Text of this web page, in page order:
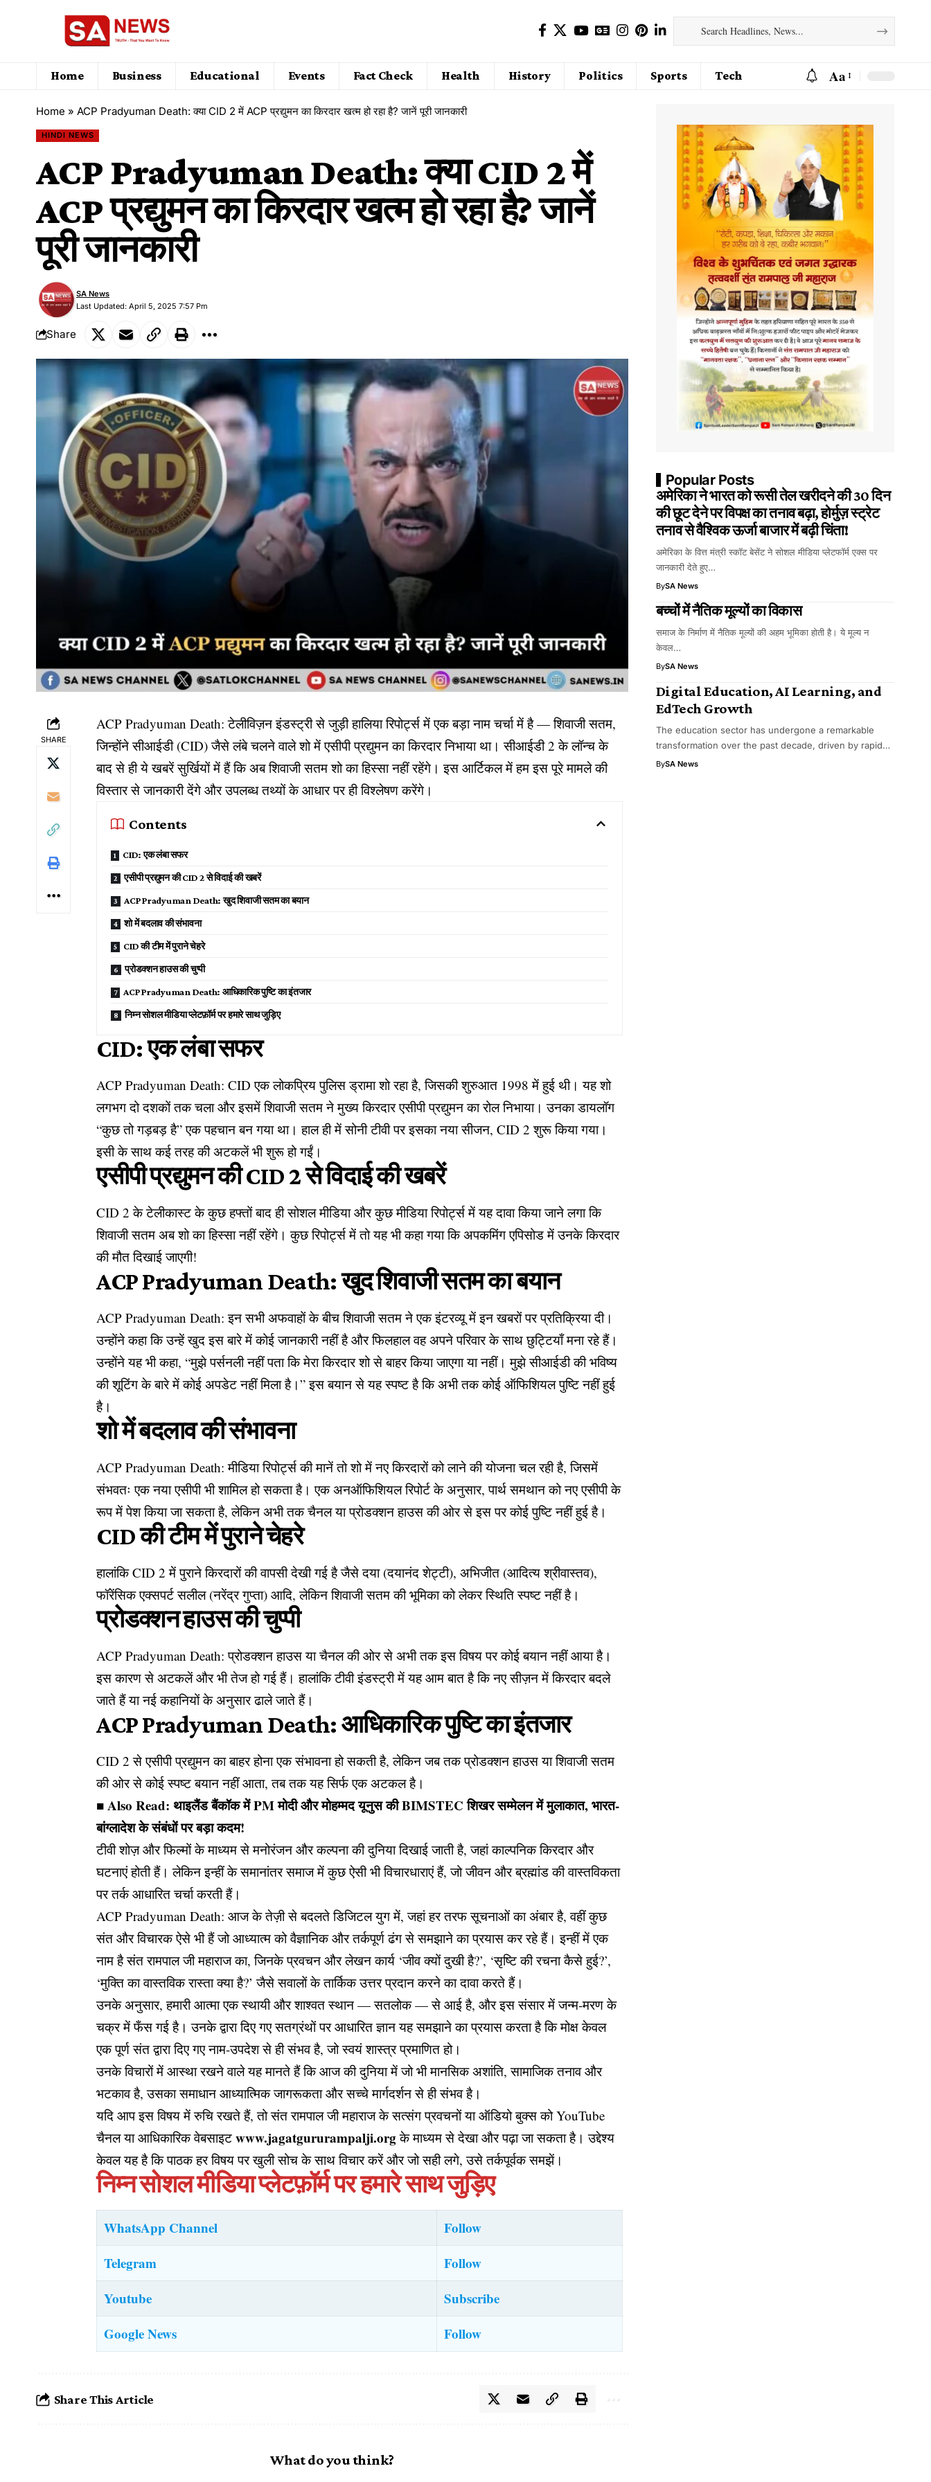
Home Business Educational Events Fact Check Health History Politics Sports Tech Aa
Home » ACP Pradyuman Death: क्या CID 2 में ACP प्रद्युमन का किरदार खत्म हो रहा है? जानें पूरी जानकारी
HINDI NEWS
ACP Pradyuman Death: क्या CID 2 में
ACP प्रद्युमन का किरदार खत्म हो रहा है? जानें
पूरी जानकारी
Last Updated: April 5, 2025 7:57 Pm
SA News
Share
SHARE
ACP Pradyuman Death: टेलीविज़न इंडस्ट्री से जुड़ी हालिया रिपोर्ट्स में एक बड़ा नाम चर्चा में है — शिवाजी सतम,
जिन्होंने सीआईडी (CID) जैसे लंबे चलने वाले शो में एसीपी प्रद्युमन का किरदार निभाया था। सीआईडी 2 के लॉन्च के
बाद से ही ये खबरें सुर्खियों में हैं कि अब शिवाजी सतम शो का हिस्सा नहीं रहेंगे। इस आर्टिकल में हम इस पूरे मामले की
विस्तार से जानकारी देंगे और उपलब्ध तथ्यों के आधार पर ही विश्लेषण करेंगे।
Contents
CID: एक लंबा सफर
एसीपी प्रद्युमन की CID 2 से विदाई की खबरें
ACP Pradyuman Death: खुद शिवाजी सतम का बयान
शो में बदलाव की संभावना
CID की टीम में पुराने चेहरे
प्रोडक्शन हाउस की चुप्पी
ACP Pradyuman Death: आधिकारिक पुष्टि का इंतजार
निम्न सोशल मीडिया प्लेटफ़ॉर्म पर हमारे साथ जुड़िए
CID: एक लंबा सफर
ACP Pradyuman Death: CID एक लोकप्रिय पुलिस ड्रामा शो रहा है, जिसकी शुरुआत 1998 में हुई थी। यह शो
लगभग दो दशकों तक चला और इसमें शिवाजी सतम ने मुख्य किरदार एसीपी प्रद्युमन का रोल निभाया। उनका डायलॉग
“कुछ तो गड़बड़ है” एक पहचान बन गया था। हाल ही में सोनी टीवी पर इसका नया सीजन, CID 2 शुरू किया गया।
इसी के साथ कई तरह की अटकलें भी शुरू हो गईं।
एसीपी प्रद्युमन की CID 2 से विदाई की खबरें
CID 2 के टेलीकास्ट के कुछ हफ्तों बाद ही सोशल मीडिया और कुछ मीडिया रिपोर्ट्स में यह दावा किया जाने लगा कि
शिवाजी सतम अब शो का हिस्सा नहीं रहेंगे। कुछ रिपोर्ट्स में तो यह भी कहा गया कि अपकमिंग एपिसोड में उनके किरदार
की मौत दिखाई जाएगी!
ACP Pradyuman Death: खुद शिवाजी सतम का बयान
ACP Pradyuman Death: इन सभी अफवाहों के बीच शिवाजी सतम ने एक इंटरव्यू में इन खबरों पर प्रतिक्रिया दी।
उन्होंने कहा कि उन्हें खुद इस बारे में कोई जानकारी नहीं है और फिलहाल वह अपने परिवार के साथ छुट्टियाँ मना रहे हैं।
उन्होंने यह भी कहा, “मुझे पर्सनली नहीं पता कि मेरा किरदार शो से बाहर किया जाएगा या नहीं। मुझे सीआईडी की भविष्य
की शूटिंग के बारे में कोई अपडेट नहीं मिला है।” इस बयान से यह स्पष्ट है कि अभी तक कोई ऑफिशियल पुष्टि नहीं हुई
है।
शो में बदलाव की संभावना
ACP Pradyuman Death: मीडिया रिपोर्ट्स की मानें तो शो में नए किरदारों को लाने की योजना चल रही है, जिसमें
संभवतः एक नया एसीपी भी शामिल हो सकता है। एक अनऑफिशियल रिपोर्ट के अनुसार, पार्थ समथान को नए एसीपी के
रूप में पेश किया जा सकता है, लेकिन अभी तक चैनल या प्रोडक्शन हाउस की ओर से इस पर कोई पुष्टि नहीं हुई है।
CID की टीम में पुराने चेहरे
हालांकि CID 2 में पुराने किरदारों की वापसी देखी गई है जैसे दया (दयानंद शेट्टी), अभिजीत (आदित्य श्रीवास्तव),
फॉरेंसिक एक्सपर्ट सलील (नरेंद्र गुप्ता) आदि, लेकिन शिवाजी सतम की भूमिका को लेकर स्थिति स्पष्ट नहीं है।
प्रोडक्शन हाउस की चुप्पी
ACP Pradyuman Death: प्रोडक्शन हाउस या चैनल की ओर से अभी तक इस विषय पर कोई बयान नहीं आया है।
इस कारण से अटकलें और भी तेज हो गई हैं। हालांकि टीवी इंडस्ट्री में यह आम बात है कि नए सीज़न में किरदार बदले
जाते हैं या नई कहानियों के अनुसार ढाले जाते हैं।
ACP Pradyuman Death: आधिकारिक पुष्टि का इंतजार
CID 2 से एसीपी प्रद्युमन का बाहर होना एक संभावना हो सकती है, लेकिन जब तक प्रोडक्शन हाउस या शिवाजी सतम
की ओर से कोई स्पष्ट बयान नहीं आता, तब तक यह सिर्फ एक अटकल है।
■ Also Read:थाइलैंड बैंकॉक में PM मोदी और मोहम्मद यूनुस की BIMSTEC शिखर सम्मेलन में मुलाकात, भारत-
बांग्लादेश के संबंधों पर बड़ा कदम!
टीवी शोज़ और फिल्मों के माध्यम से मनोरंजन और कल्पना की दुनिया दिखाई जाती है, जहां काल्पनिक किरदार और
घटनाएं होती हैं। लेकिन इन्हीं के समानांतर समाज में कुछ ऐसी भी विचारधाराएं हैं, जो जीवन और ब्रह्मांड की वास्तविकता
पर तर्क आधारित चर्चा करती हैं।
ACP Pradyuman Death: आज के तेज़ी से बदलते डिजिटल युग में, जहां हर तरफ सूचनाओं का अंबार है, वहीं कुछ
संत और विचारक ऐसे भी हैं जो आध्यात्म को वैज्ञानिक और तर्कपूर्ण ढंग से समझाने का प्रयास कर रहे हैं। इन्हीं में एक
नाम है संत रामपाल जी महाराज का, जिनके प्रवचन और लेखन कार्य ‘जीव क्यों दुखी है?’, ‘सृष्टि की रचना कैसे हुई?’,
‘मुक्ति का वास्तविक रास्ता क्या है?’ जैसे सवालों के तार्किक उत्तर प्रदान करने का दावा करते हैं।
उनके अनुसार, हमारी आत्मा एक स्थायी और शाश्वत स्थान — सतलोक — से आई है, और इस संसार में जन्म-मरण के
चक्र में फँस गई है। उनके द्वारा दिए गए सतग्रंथों पर आधारित ज्ञान यह समझाने का प्रयास करता है कि मोक्ष केवल
एक पूर्ण संत द्वारा दिए गए नाम-उपदेश से ही संभव है, जो स्वयं शास्त्र प्रमाणित हो।
उनके विचारों में आस्था रखने वाले यह मानते हैं कि आज की दुनिया में जो भी मानसिक अशांति, सामाजिक तनाव और
भटकाव है, उसका समाधान आध्यात्मिक जागरूकता और सच्चे मार्गदर्शन से ही संभव है।
यदि आप इस विषय में रुचि रखते हैं, तो संत रामपाल जी महाराज के सत्संग प्रवचनों या ऑडियो बुक्स को YouTube
चैनल या आधिकारिक वेबसाइटwww.jagatgururampalji.orgके माध्यम से देखा और पढ़ा जा सकता है। उद्देश्य
केवल यह है कि पाठक हर विषय पर खुली सोच के साथ विचार करें और जो सही लगे, उसे तर्कपूर्वक समझें।
निम्न सोशल मीडिया प्लेटफ़ॉर्म पर हमारे साथ जुड़िए
WhatsApp Channel
Follow
Telegram
Follow
Youtube
Subscribe
Google News
Follow
Share This Article
What do you think?
Popular Posts
अमेरिका ने भारत को रूसी तेल खरीदने की 30 दिन
की छूट देने पर विपक्ष का तनाव बढ़ा, होर्मुज़ स्ट्रेट
तनाव से वैश्विक ऊर्जा बाजार में बढ़ी चिंता!
अमेरिका के वित्त मंत्री स्कॉट बेसेंट ने सोशल मीडिया प्लेटफॉर्म एक्स पर
जानकारी देते हुए…
BySA News
बच्चों में नैतिक मूल्यों का विकास
समाज के निर्माण में नैतिक मूल्यों की अहम भूमिका होती है। ये मूल्य न
केवल…
BySA News
Digital Education, AI Learning, and
EdTech Growth
The education sector has undergone a remarkable
transformation over the past decade, driven by rapid…
BySA News